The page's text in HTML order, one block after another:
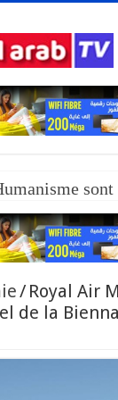
/ Royal Air
de la